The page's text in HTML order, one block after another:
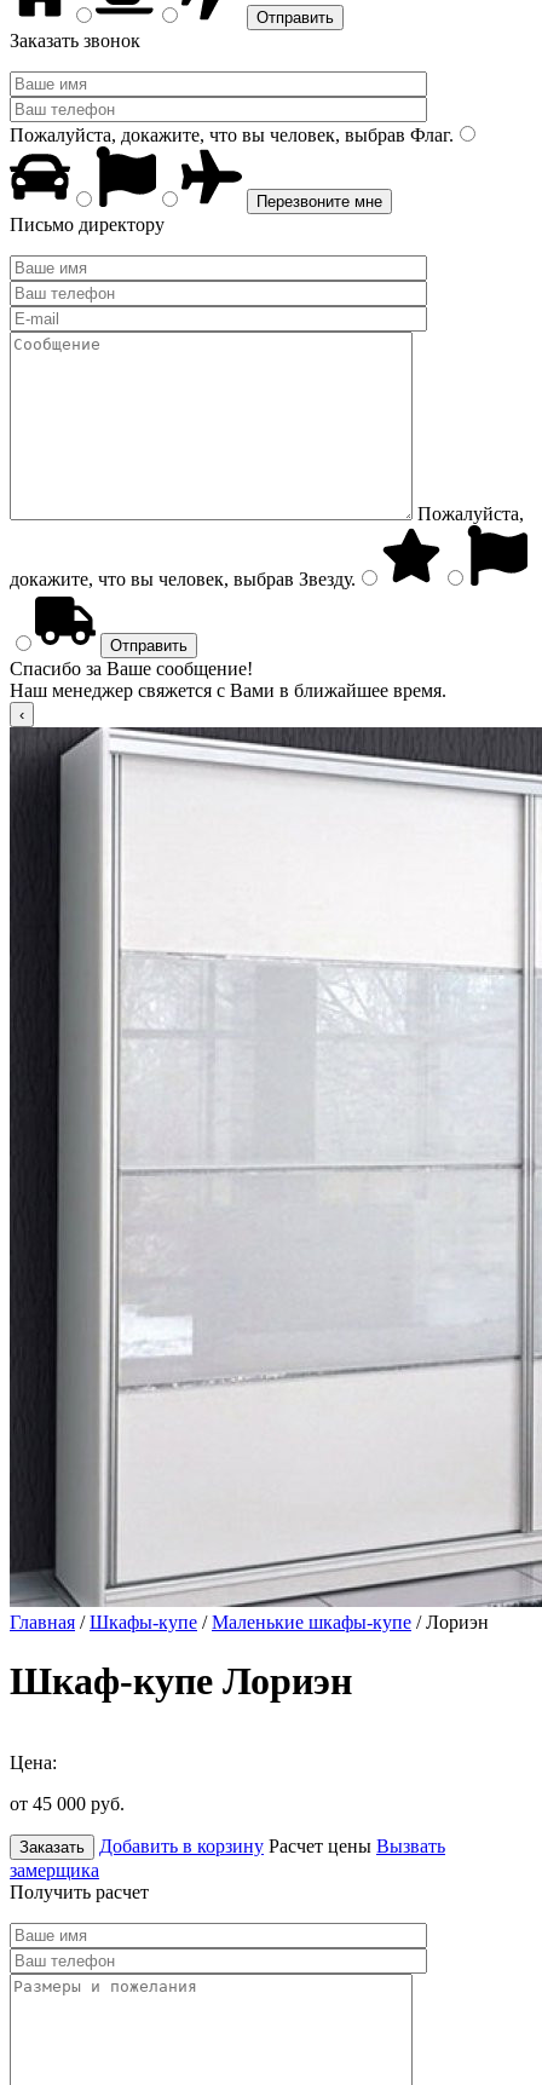
Заказать звонок
Пожалуйста, докажите, что вы человек, выбрав Флаг.
Письмо директору
Пожалуйста,
докажите, что вы человек, выбрав Звезду.
Спасибо за Ваше сообщение!
Наш менеджер свяжется с Вами в ближайшее время.
Главная /Шкафы-купе /Маленькие шкафы-купе / Лориэн
Шкаф-купе Лориэн
Цена:
от 45 000 руб.
Заказать Добавить в корзину Расчет цены Вызвать
замерщика
Получить расчет